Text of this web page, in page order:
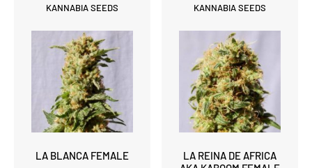
KANNABIA SEEDS
LA BLANCA FEMALE
KANNABIA SEEDS
LA REINA DE AFRICA